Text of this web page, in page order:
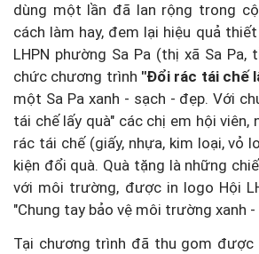
dùng một lần đã lan rộng trong
cách làm hay, đem lại hiệu quả
LHPN phường Sa Pa (thị xã Sa
chức chương trình "Đổi rác tái chế
một Sa Pa xanh - sạch - đẹp. Với
tái chế lấy quà" các chị em hội viên,
rác tái chế (giấy, nhựa, kim loại, vỏ
kiện đổi quà. Quà tặng là những
với môi trường, được in logo Hội
"Chung tay bảo vệ môi trường xanh -
Tại chương trình đã thu gom được